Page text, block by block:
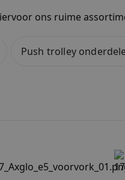
ons ruime
Push trolley